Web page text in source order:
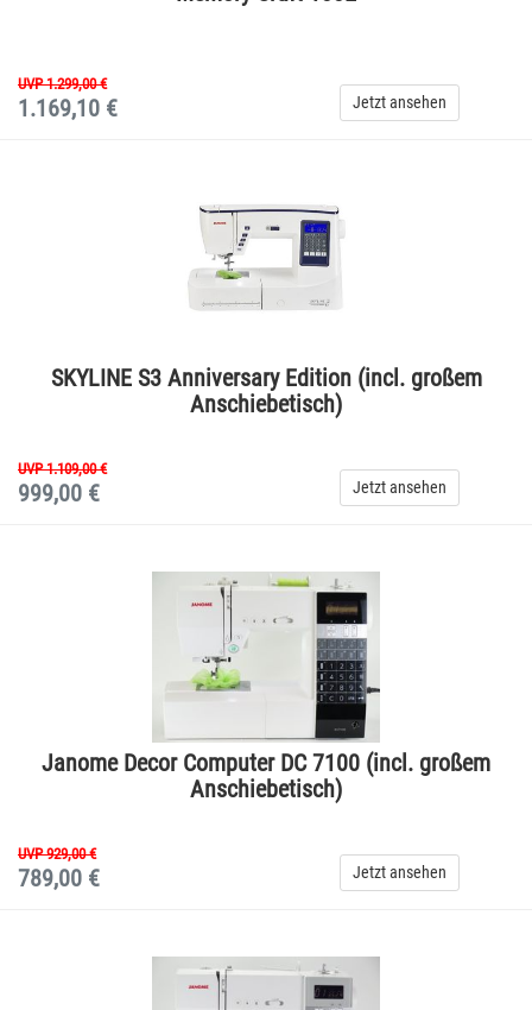
UVP 1.299,00 €
1.169,10 € Jetzt ansehen
SKYLINE S3 Anniversary Edition (incl. großem
Anschiebetisch)
UVP 1.109,00 €
999,00 € Jetzt ansehen
Janome Decor Computer DC 7100 (incl. großem
Anschiebetisch)
UVP 929,00 €
789,00 € Jetzt ansehen